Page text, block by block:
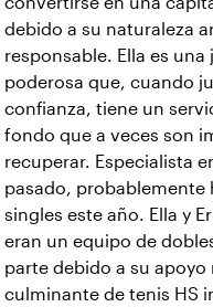
debido a su naturaleza
responsable. Ella es una
poderosa que, cuando
confianza, tiene un
fondo que a veces son
recuperar. Especialista
pasado, probablemente
singles este año. Ella y
eran un equipo de
parte debido a su
culminante de tenis HS